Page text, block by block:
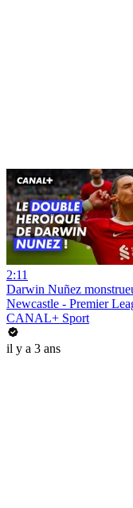
2:11
Darwin Nuñez
Newcastle - Premier
CANAL+ Sport
il y a 3 ans